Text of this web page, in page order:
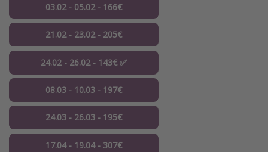
03.02 - 05.02 - 166€
21.02 - 23.02 - 205€
24.02 - 26.02 - 143€ ✅
08.03 - 10.03 - 197€
24.03 - 26.03 - 195€
17.04 - 19.04 - 307€